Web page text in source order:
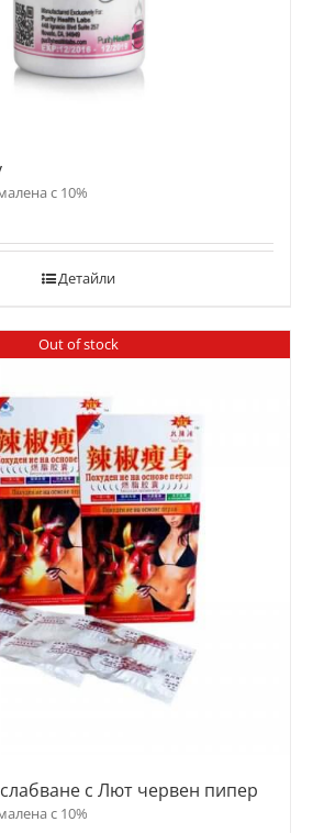
с 10%
Детайли
Out of stock
с Лют червен пипер
с 10%